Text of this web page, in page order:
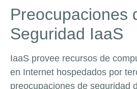
Preocupaciones
Seguridad IaaS
IaaS provee recursos de
en Internet hospedados por
preocupaciones de seguridad